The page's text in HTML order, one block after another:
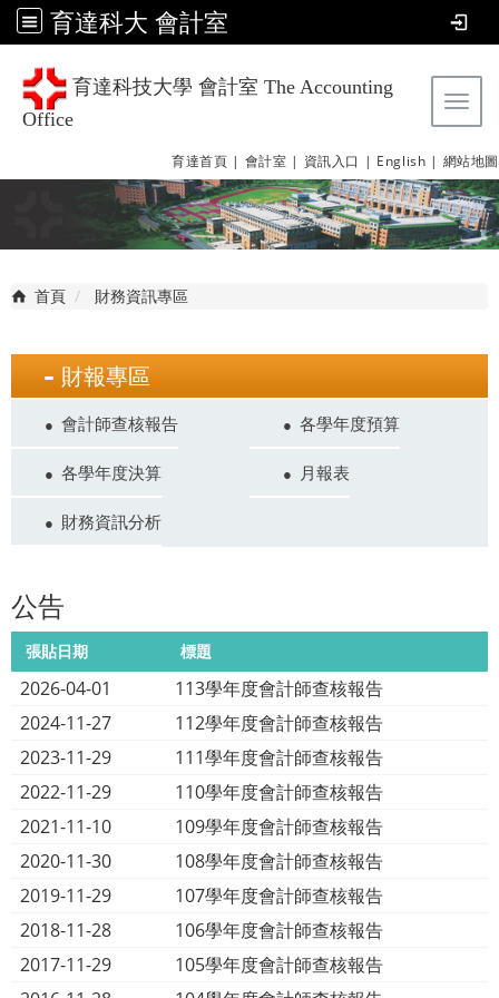
育達科大 會計室
育達科技大學 會計室 The Accounting
Office
育達首頁 | 會計室 | 資訊入口 | English | 網站地圖
首頁 財務資訊專區
財報專區
會計師查核報告 各學年度預算
各學年度決算 月報表
財務資訊分析
公告
張貼日期 標題
2026-04-01
113學年度會計師查核報告
2024-11-27
112學年度會計師查核報告
2023-11-29
111學年度會計師查核報告
2022-11-29
110學年度會計師查核報告
2021-11-10
109學年度會計師查核報告
2020-11-30
108學年度會計師查核報告
2019-11-29
107學年度會計師查核報告
2018-11-28
106學年度會計師查核報告
2017-11-29
105學年度會計師查核報告